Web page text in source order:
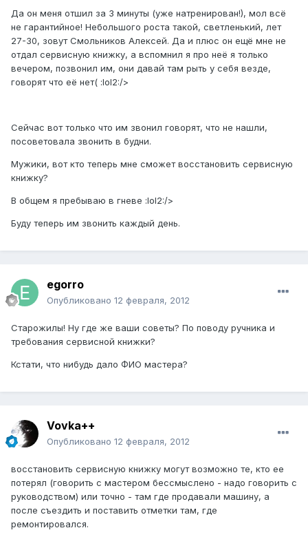
Да он меня отшил за 3 минуты (уже натренирован!), мол всё
не гарантийное! Небольшого роста такой, светленький, лет
27-30, зовут Смольников Алексей. Да и плюс он ещё мне не
отдал сервисную книжку, а вспомнил я про неё я только
вечером, позвонил им, они давай там рыть у себя везде,
говорят что её нет( :lol2:/>
Сейчас вот только что им звонил говорят, что не нашли,
посоветовала звонить в будни.
Мужики, вот кто теперь мне сможет восстановить сервисную
книжку?
В общем я пребываю в гневе :lol2:/>
Буду теперь им звонить каждый день.
egorro
Опубликовано 12 февраля, 2012
Старожилы! Ну где же ваши советы? По поводу ручника и
требования сервисной книжки?
Кстати, что нибудь дало ФИО мастера?
Vovka++
Опубликовано 12 февраля, 2012
восстановить сервисную книжку могут возможно те, кто ее
потерял (говорить с мастером бессмыслено - надо говорить с
руководством) или точно - там где продавали машину, а
после съездить и поставить отметки там, где
ремонтировался.